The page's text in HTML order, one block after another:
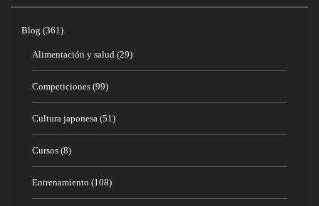
Blog (361)
Alimentación y salud (29)
Competiciones (99)
Cultura japonesa (51)
Cursos (8)
Entrenamiento (108)